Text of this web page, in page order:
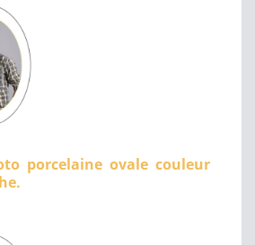
porcelaine ovale couleur